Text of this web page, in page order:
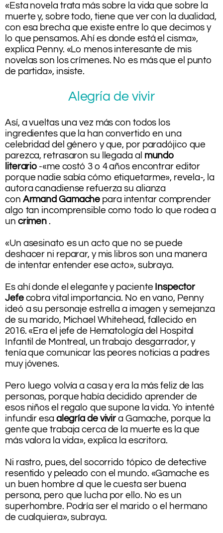
«Esta novela trata más sobre la vida que sobre la
muerte y, sobre todo, tiene que ver con la dualidad,
con esa brecha que existe entre lo que decimos y
lo que pensamos. Ahí es donde está el cisma»,
explica Penny. «Lo menos interesante de mis
novelas son los crímenes. No es más que el punto
de partida», insiste.
Alegría de vivir
Así, a vueltas una vez más con todos los
ingredientes que la han convertido en una
celebridad del género y que, por paradójico que
parezca, retrasaron su llegada al mundo
literario -«me costó 3 o 4 años encontrar editor
porque nadie sabía cómo etiquetarme», revela-, la
autora canadiense refuerza su alianza
con Armand Gamache para intentar comprender
algo tan incomprensible como todo lo que rodea a
un crimen .
«Un asesinato es un acto que no se puede
deshacer ni reparar, y mis libros son una manera
de intentar entender ese acto», subraya.
Es ahí donde el elegante y paciente Inspector
Jefe cobra vital importancia. No en vano, Penny
ideó a su personaje estrella a imagen y semejanza
de su marido, Michael Whitehead, fallecido en
2016. «Era el jefe de Hematología del Hospital
Infantil de Montreal, un trabajo desgarrador, y
tenía que comunicar las peores noticias a padres
muy jóvenes.
Pero luego volvía a casa y era la más feliz de las
personas, porque había decidido aprender de
esos niños el regalo que supone la vida. Yo intenté
infundir esa alegría de vivira Gamache, porque la
gente que trabaja cerca de la muerte es la que
más valora la vida», explica la escritora.
Ni rastro, pues, del socorrido tópico de detective
resentido y peleado con el mundo. «Gamache es
un buen hombre al que le cuesta ser buena
persona, pero que lucha por ello. No es un
superhombre. Podría ser el marido o el hermano
de cualquiera», subraya.